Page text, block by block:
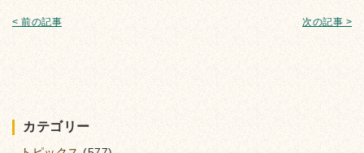
< 前の記事 次の記事 >
カテゴリー